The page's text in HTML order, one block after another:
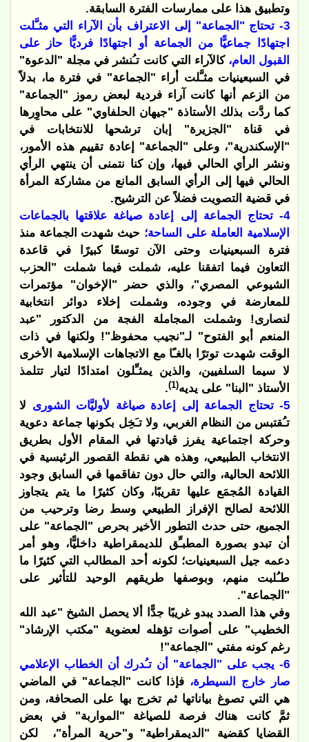
وتطبيق هذا على ممارسات الفترة السابقة.
3- تحتاج "الجماعة" إلى الاعتراف بأن الآراء التي مثـَّلت
اجتهادًا جماعيًّا من الجماعة أو اجتهادًا فرديًّا حاز على
القبول العام،كالآراء التي كانت تـُنشر في مجلة "الدعوة"
في السبعينيات مثـَّلت أراء "الجماعة" في فترة ما، بدلاً
من الزعم أنها كانت آراء فردية لبعض رموز "الجماعة"
كما ردَّت بذلك الأستاذة "جيهان الحلفاوي" على محاوِرها
في قناة "الجزيرة" إبان ترشحها للانتخابات في
"الإسكندرية"، وعلى "الجماعة" إعادة تقييم هذه الأمور،
ونشر الرأي الحالي فيها، وإن كنا نتمنى أن ينتهي الرأي
الحالي فيها إلى الرأي السابق المانع من مشاركة المرأة
في قضية التصويت فضلاً عن الترشيح.
4- تحتاج الجماعة إلى إعادة صياغة علاقتها بالجماعات
الإسلامية العاملة على الساحة؛ حيث شهدت الجماعة منذ
فترة السبعينيات وحتى الآن توسعًا كبيرًا في قاعدة
التعاون فيما اتفقنا عليه، شملت فيما شملت "الحزب
الشيوعي المصري"، والذي حضر "الإخوان" مؤتمرات
للمعارضة في وجوده، وشملت إخلاء دوائر انتخابية
لنصارى! وشملت المجاملة الفجة من الدكتور "عبد
المنعم أبو الفتوح" لـ"نجيب محفوظ"! ولكنها في ذات
الوقت شهدت توترًا بالغـًا مع الاتجاهات الإسلامية الأخرى
لا سيما السلفيين، والذين يمثـِّلون امتدادًا لتيار تتلمذ
الأستاذ "البنا" على يديه(1)
.
5- تحتاج الجماعة إلى إعادة صياغة لأوليَّات الشورى
لا
تـُقتبس من النظام الغربي، ولا تـَخِل بكونها جماعة دعوية
وحركة اجتماعية يفرز قيادتها في المقام الأول بطريق
الانتخاب الطبيعي، وهذه هي نقطة القصور الرئيسية في
اللائحة الحالية، والتي حال دون تفاقمها في السابق وجود
القيادة المُجمَع عليها تقريبًا، وكان كثيرًا ما يتم يتجاوز
اللائحة لصالح الإفراز الطبيعي وسط رضا وترحيب من
الجميع، حتى حدث التطور الأخير بحرص "الجماعة" على
أن تبدو بصورة المطبـِّق للديمقراطية داخليًّا، وهو أمر
دعمه جيل السبعينيات؛ لكونه أحد المطالب التي كثيرًا ما
طـُلبت منهم، وبوصفها طريقهم الوحيد للتأثير على
"الجماعة".
وفي هذا الصدد يبدو غريبًا جدًّا ألا يحصل الشيخ "عبد الله
الخطيب" على أصوات تؤهله لعضوية "مكتب الإرشاد"
رغم كونه مفتي "الجماعة"!
6- يجب على "الجماعة" أن تـُدرك أن الخطاب الإعلامي
صار خارج السيطرة، فإذا كانت "الجماعة" في الماضي
هي التي تصوغ بياناتها ثم تخرج بها على الصحافة، ومن
ثمَّ كانت هناك فرصة للصياغة "المواربة" في بعض
القضايا كقضية "الديمقراطية" و"حرية المرأة"،
لكن